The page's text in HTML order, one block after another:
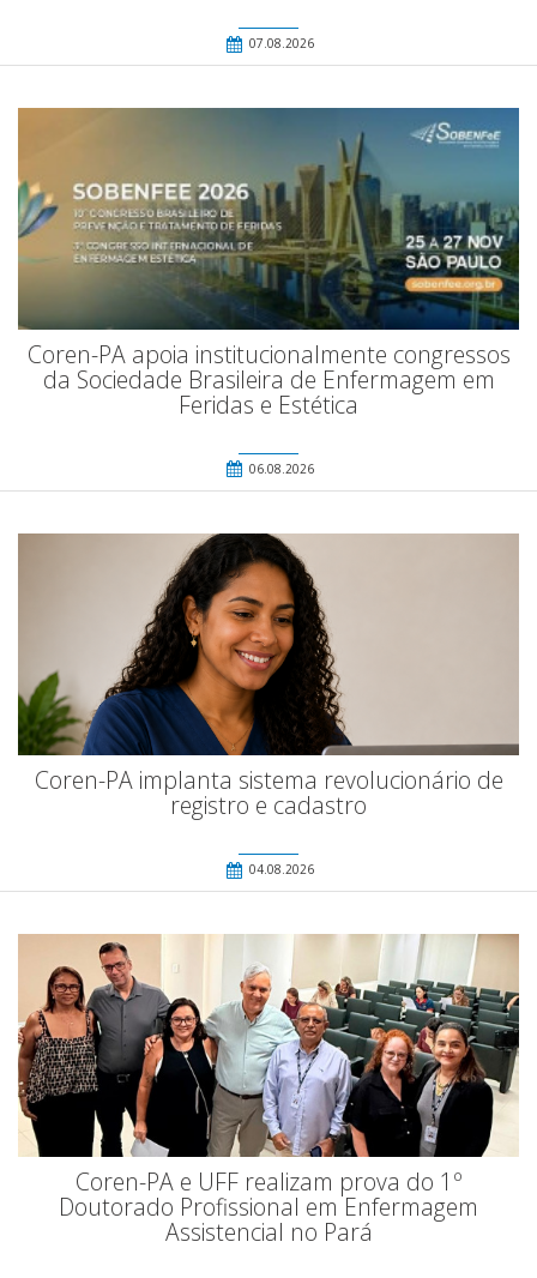
07.08.2026
Coren-PA apoia institucionalmente congressos
da Sociedade Brasileira de Enfermagem em
Feridas e Estética
06.08.2026
Coren-PA implanta sistema revolucionário de
registro e cadastro
04.08.2026
Coren-PA e UFF realizam prova do 1º
Doutorado Profissional em Enfermagem
Assistencial no Pará